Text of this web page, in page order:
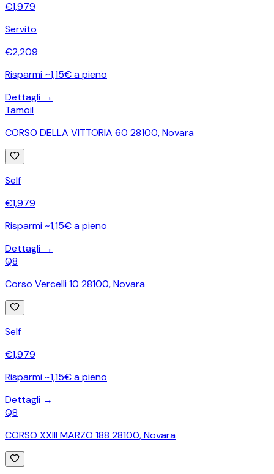
€1,979
Servito
€2,209
Risparmi ~1,15€ a pieno
Dettagli →
Tamoil
CORSO DELLA VITTORIA 60 28100,Novara
Self
€1,979
Risparmi ~1,15€ a pieno
Dettagli →
Q8
Corso Vercelli 10 28100,Novara
Self
€1,979
Risparmi ~1,15€ a pieno
Dettagli →
Q8
CORSO XXIII MARZO 188 28100,Novara